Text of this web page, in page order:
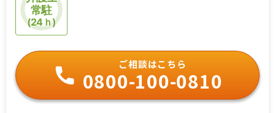
常駐
(24ｈ)
ご相談はこちら
0800-100-0810